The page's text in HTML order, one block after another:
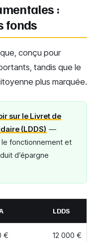
:
fonds
conçu pour
tandis que le
plus marquée.
sur le Livret de
(LDDS) —
fonctionnement et
d’épargne
LDDS
€ 12 000 €